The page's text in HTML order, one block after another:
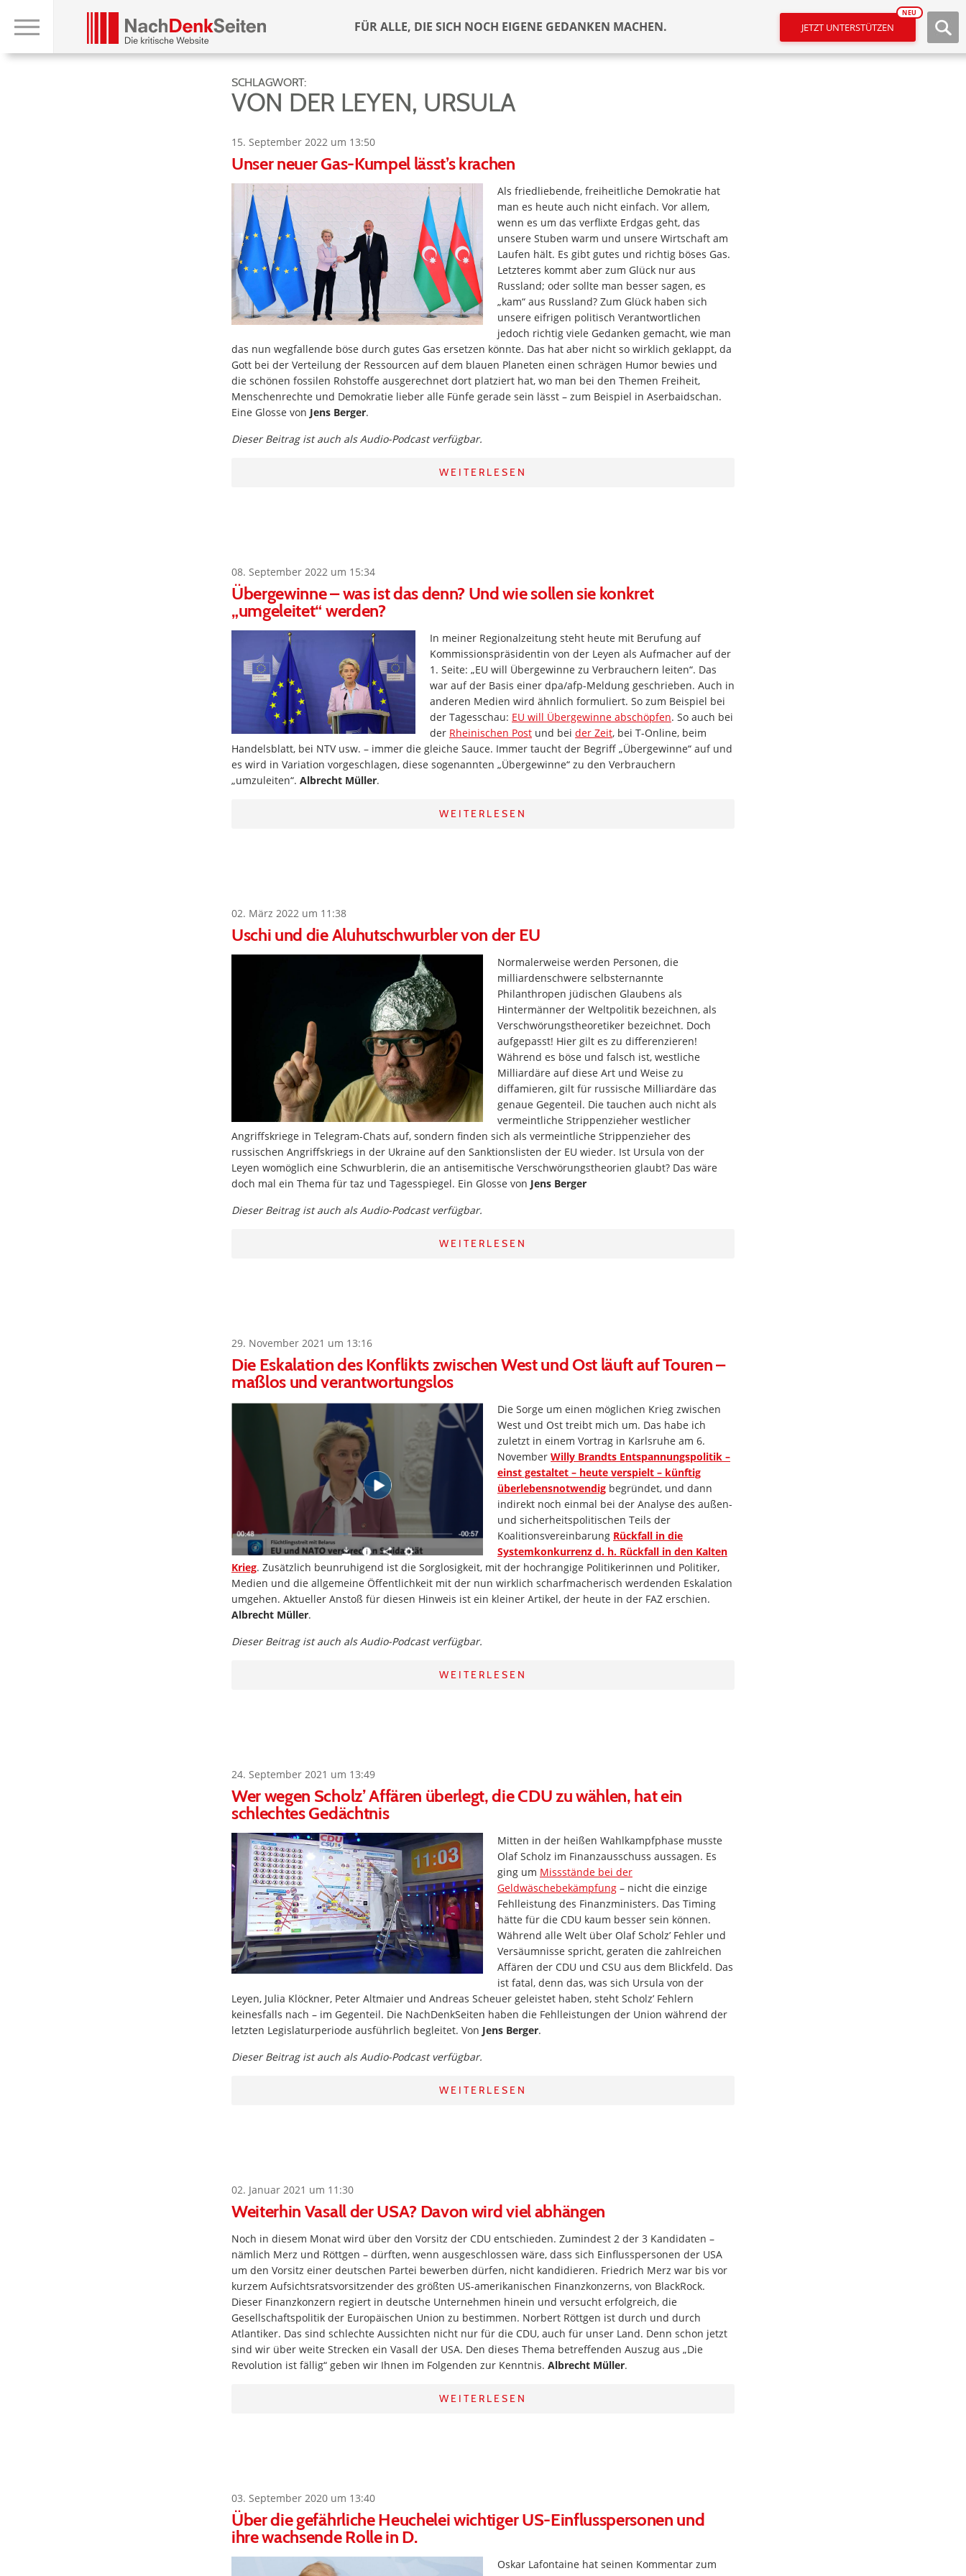
FÜR ALLE, DIE SICH NOCH EIGENE GEDANKEN MACHEN. JETZT UNTERSTÜTZEN
NEU
SCHLAGWORT:
VON DER LEYEN, URSULA
15. September 2022 um 13:50
Unser neuer Gas-Kumpel lässt’s krachen
Als friedliebende, freiheitliche Demokratie hat
man es heute auch nicht einfach. Vor allem,
wenn es um das verflixte Erdgas geht, das
unsere Stuben warm und unsere Wirtschaft am
Laufen hält. Es gibt gutes und richtig böses Gas.
Letzteres kommt aber zum Glück nur aus
Russland; oder sollte man besser sagen, es
„kam“ aus Russland? Zum Glück haben sich
unsere eifrigen politisch Verantwortlichen
jedoch richtig viele Gedanken gemacht, wie man
das nun wegfallende böse durch gutes Gas ersetzen könnte. Das hat aber nicht so wirklich geklappt, da
Gott bei der Verteilung der Ressourcen auf dem blauen Planeten einen schrägen Humor bewies und
die schönen fossilen Rohstoffe ausgerechnet dort platziert hat, wo man bei den Themen Freiheit,
Menschenrechte und Demokratie lieber alle Fünfe gerade sein lässt – zum Beispiel in Aserbaidschan.
Eine Glosse von Jens Berger.
Dieser Beitrag ist auch als Audio-Podcast verfügbar.
WEITERLESEN
08. September 2022 um 15:34
Übergewinne – was ist das denn? Und wie sollen sie konkret
„umgeleitet“ werden?
In meiner Regionalzeitung steht heute mit Berufung auf
Kommissionspräsidentin von der Leyen als Aufmacher auf der
1. Seite: „EU will Übergewinne zu Verbrauchern leiten“. Das
war auf der Basis einer dpa/afp-Meldung geschrieben. Auch in
anderen Medien wird ähnlich formuliert. So zum Beispiel bei
der Tagesschau: EU will Übergewinne abschöpfen. So auch bei
der Rheinischen Post und bei der Zeit, bei T-Online, beim
Handelsblatt, bei NTV usw. – immer die gleiche Sauce. Immer taucht der Begriff „Übergewinne“ auf und
es wird in Variation vorgeschlagen, diese sogenannten „Übergewinne“ zu den Verbrauchern
„umzuleiten“. Albrecht Müller.
WEITERLESEN
02. März 2022 um 11:38
Uschi und die Aluhutschwurbler von der EU
Normalerweise werden Personen, die
milliardenschwere selbsternannte
Philanthropen jüdischen Glaubens als
Hintermänner der Weltpolitik bezeichnen, als
Verschwörungstheoretiker bezeichnet. Doch
aufgepasst! Hier gilt es zu differenzieren!
Während es böse und falsch ist, westliche
Milliardäre auf diese Art und Weise zu
diffamieren, gilt für russische Milliardäre das
genaue Gegenteil. Die tauchen auch nicht als
vermeintliche Strippenzieher westlicher
Angriffskriege in Telegram-Chats auf, sondern finden sich als vermeintliche Strippenzieher des
russischen Angriffskriegs in der Ukraine auf den Sanktionslisten der EU wieder. Ist Ursula von der
Leyen womöglich eine Schwurblerin, die an antisemitische Verschwörungstheorien glaubt? Das wäre
doch mal ein Thema für taz und Tagesspiegel. Ein Glosse von Jens Berger
Dieser Beitrag ist auch als Audio-Podcast verfügbar.
WEITERLESEN
29. November 2021 um 13:16
Die Eskalation des Konflikts zwischen West und Ost läuft auf Touren –
maßlos und verantwortungslos
Die Sorge um einen möglichen Krieg zwischen
West und Ost treibt mich um. Das habe ich
zuletzt in einem Vortrag in Karlsruhe am 6.
November Willy Brandts Entspannungspolitik –
einst gestaltet – heute verspielt – künftig
überlebensnotwendig begründet, und dann
indirekt noch einmal bei der Analyse des außen-
und sicherheitspolitischen Teils der
Koalitionsvereinbarung Rückfall in die
Systemkonkurrenz d. h. Rückfall in den Kalten
Krieg. Zusätzlich beunruhigend ist die Sorglosigkeit, mit der hochrangige Politikerinnen und Politiker,
Medien und die allgemeine Öffentlichkeit mit der nun wirklich scharfmacherisch werdenden Eskalation
umgehen. Aktueller Anstoß für diesen Hinweis ist ein kleiner Artikel, der heute in der FAZ erschien.
Albrecht Müller.
Dieser Beitrag ist auch als Audio-Podcast verfügbar.
WEITERLESEN
24. September 2021 um 13:49
Wer wegen Scholz’ Affären überlegt, die CDU zu wählen, hat ein
schlechtes Gedächtnis
Mitten in der heißen Wahlkampfphase musste
Olaf Scholz im Finanzausschuss aussagen. Es
ging um Missstände bei der
Geldwäschebekämpfung – nicht die einzige
Fehlleistung des Finanzministers. Das Timing
hätte für die CDU kaum besser sein können.
Während alle Welt über Olaf Scholz’ Fehler und
Versäumnisse spricht, geraten die zahlreichen
Affären der CDU und CSU aus dem Blickfeld. Das
ist fatal, denn das, was sich Ursula von der
Leyen, Julia Klöckner, Peter Altmaier und Andreas Scheuer geleistet haben, steht Scholz’ Fehlern
keinesfalls nach – im Gegenteil. Die NachDenkSeiten haben die Fehlleistungen der Union während der
letzten Legislaturperiode ausführlich begleitet. Von Jens Berger.
Dieser Beitrag ist auch als Audio-Podcast verfügbar.
WEITERLESEN
02. Januar 2021 um 11:30
Weiterhin Vasall der USA? Davon wird viel abhängen
Noch in diesem Monat wird über den Vorsitz der CDU entschieden. Zumindest 2 der 3 Kandidaten –
nämlich Merz und Röttgen – dürften, wenn ausgeschlossen wäre, dass sich Einflusspersonen der USA
um den Vorsitz einer deutschen Partei bewerben dürfen, nicht kandidieren. Friedrich Merz war bis vor
kurzem Aufsichtsratsvorsitzender des größten US-amerikanischen Finanzkonzerns, von BlackRock.
Dieser Finanzkonzern regiert in deutsche Unternehmen hinein und versucht erfolgreich, die
Gesellschaftspolitik der Europäischen Union zu bestimmen. Norbert Röttgen ist durch und durch
Atlantiker. Das sind schlechte Aussichten nicht nur für die CDU, auch für unser Land. Denn schon jetzt
sind wir über weite Strecken ein Vasall der USA. Den dieses Thema betreffenden Auszug aus „Die
Revolution ist fällig“ geben wir Ihnen im Folgenden zur Kenntnis. Albrecht Müller.
WEITERLESEN
03. September 2020 um 13:40
Über die gefährliche Heuchelei wichtiger US-Einflusspersonen und
ihre wachsende Rolle in D.
Oskar Lafontaine hat seinen Kommentar zum